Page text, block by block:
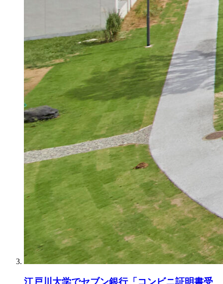
江戸川大学でセブン銀行「コンビニ証明書受